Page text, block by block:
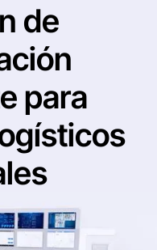
de
para